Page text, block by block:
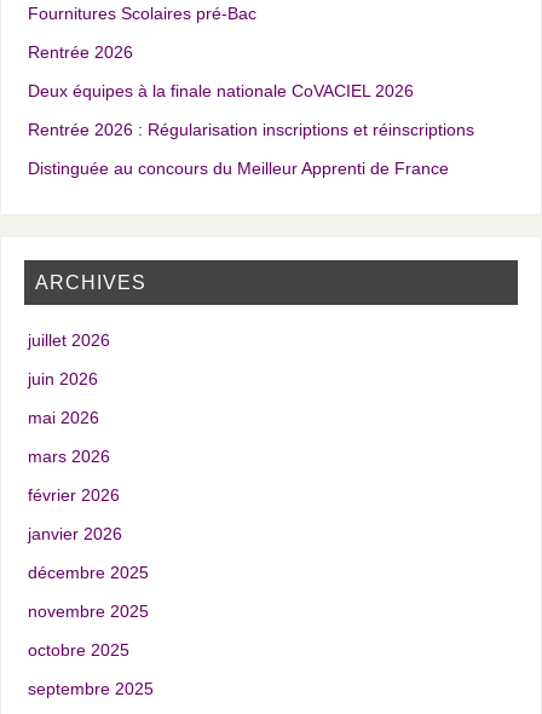
Fournitures Scolaires pré-Bac
Rentrée 2026
Deux équipes à la finale nationale CoVACIEL 2026
Rentrée 2026 : Régularisation inscriptions et réinscriptions
Distinguée au concours du Meilleur Apprenti de France
ARCHIVES
juillet 2026
juin 2026
mai 2026
mars 2026
février 2026
janvier 2026
décembre 2025
novembre 2025
octobre 2025
septembre 2025